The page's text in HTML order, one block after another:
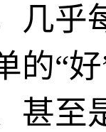
几乎
的“
甚至